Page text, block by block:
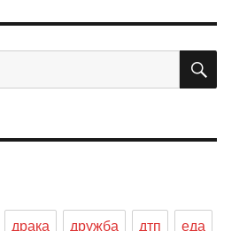
драка дружба дтп еда